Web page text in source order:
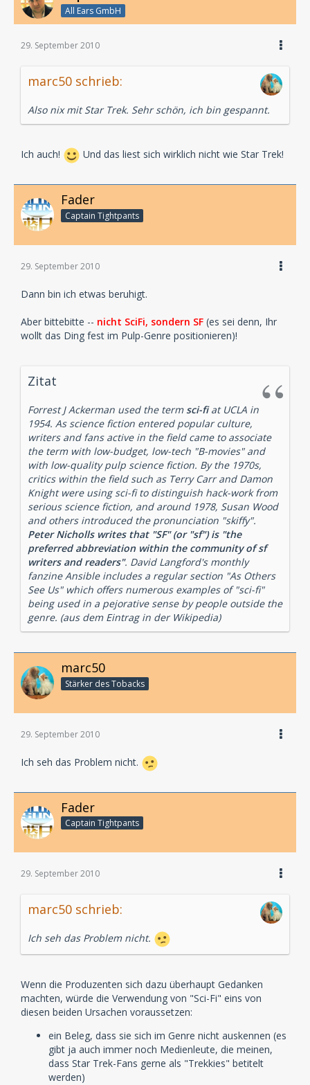
All Ears GmbH
29. September 2010
marc50 schrieb:
Also nix mit Star Trek. Sehr schön, ich bin gespannt.
Ich auch! Und das liest sich wirklich nicht wie Star Trek!
Fader
Captain Tightpants
29. September 2010
Dann bin ich etwas beruhigt.
Aber bittebitte -- nicht SciFi, sondern SF (es sei denn, Ihr
wollt das Ding fest im Pulp-Genre positionieren)!
Zitat
Forrest J Ackerman used the term sci-fiat UCLA in
1954. As science fiction entered popular culture,
writers and fans active in the field came to associate
the term with low-budget, low-tech "B-movies" and
with low-quality pulp science fiction. By the 1970s,
critics within the field such as Terry Carr and Damon
Knight were using sci-fi to distinguish hack-work from
serious science fiction, and around 1978, Susan Wood
and others introduced the pronunciation "skiffy".
Peter Nicholls writes that "SF" (or "sf") is "the
preferred abbreviation within the community of sf
writers and readers". David Langford's monthly
fanzine Ansible includes a regular section "As Others
See Us" which offers numerous examples of "sci-fi"
being used in a pejorative sense by people outside the
genre. (aus dem Eintrag in der Wikipedia)
marc50
Stärker des Tobacks
29. September 2010
Ich seh das Problem nicht.
Fader
Captain Tightpants
29. September 2010
marc50 schrieb:
Ich seh das Problem nicht.
Wenn die Produzenten sich dazu überhaupt Gedanken
machten, würde die Verwendung von "Sci-Fi" eins von
diesen beiden Ursachen voraussetzen:
ein Beleg, dass sie sich im Genre nicht auskennen (es
gibt ja auch immer noch Medienleute, die meinen,
dass Star Trek-Fans gerne als "Trekkies" betitelt
werden)